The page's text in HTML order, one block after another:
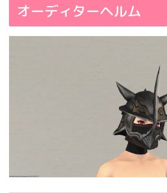
オーディターヘルム